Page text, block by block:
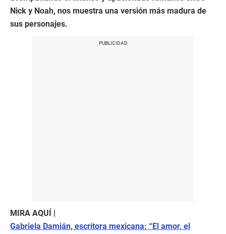
Nick y Noah, nos muestra una versión más madura de
sus personajes.
MIRA AQUÍ |
Gabriela Damián, escritora mexicana: “El amor, el